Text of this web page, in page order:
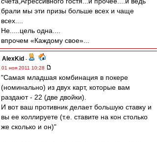
брали мы эти призы больше всех и чаще
всех....
Не.....цель одна....
впрочем «Каждому свое»...
AlexKid -
01 ноя 2011 10:28
"Самая младшая комбинация в покере
(номинально) из двух карт, которые вам
раздают - 22 (две двойки).
И вот ваш противник делает большую ставку и
вы ее коллируете (т.е. ставите на кон столько
же сколько и он)"